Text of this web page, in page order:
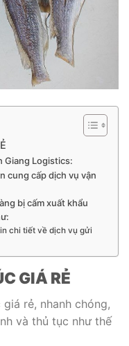
Giang Logistics:
cung cấp dịch vụ vận
bị cấm xuất khẩu
chi tiết về dịch vụ gửi
GIÁ RẺ
rẻ, nhanh chóng,
và thủ tục như thế